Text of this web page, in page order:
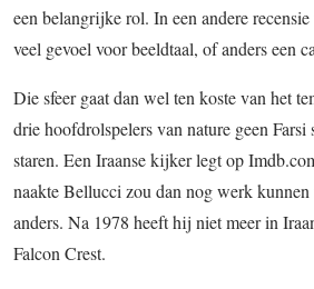
een belangrijke rol. In een andere
veel gevoel voor beeldtaal, of anders een
Die sfeer gaat dan wel ten koste van het
drie hoofdrolspelers van nature geen
staren. Een Iraanse kijker legt op
naakte Bellucci zou dan nog werk
anders. Na 1978 heeft hij niet meer in
Falcon Crest.